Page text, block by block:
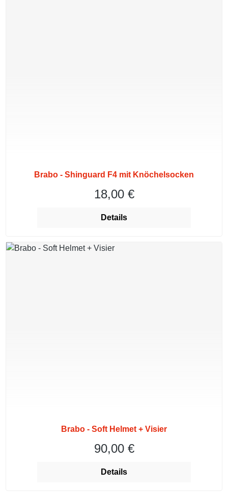
Brabo - Shinguard F4 mit Knöchelsocken
Regulärer Preis:
18,00 €
Details
Brabo - Soft Helmet + Visier
Regulärer Preis:
90,00 €
Details